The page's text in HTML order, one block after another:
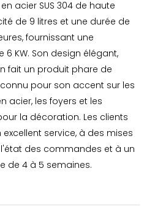
acier SUS 304 de haute
de 9 litres et une durée de
fournissant une
KW. Son design élégant,
fait un produit phare de
pour son accent sur les
acier, les foyers et les
la décoration. Les clients
service, à des mises
des commandes et à un
de 4 à 5 semaines.